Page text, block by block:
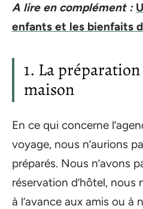
A lire en complément :
enfants et les bienfaits
1. La
maison
En ce qui concerne
voyage, nous n’aurions
préparés. Nous n’avons
réservation d’hôtel, nous
à l’avance aux amis ou à